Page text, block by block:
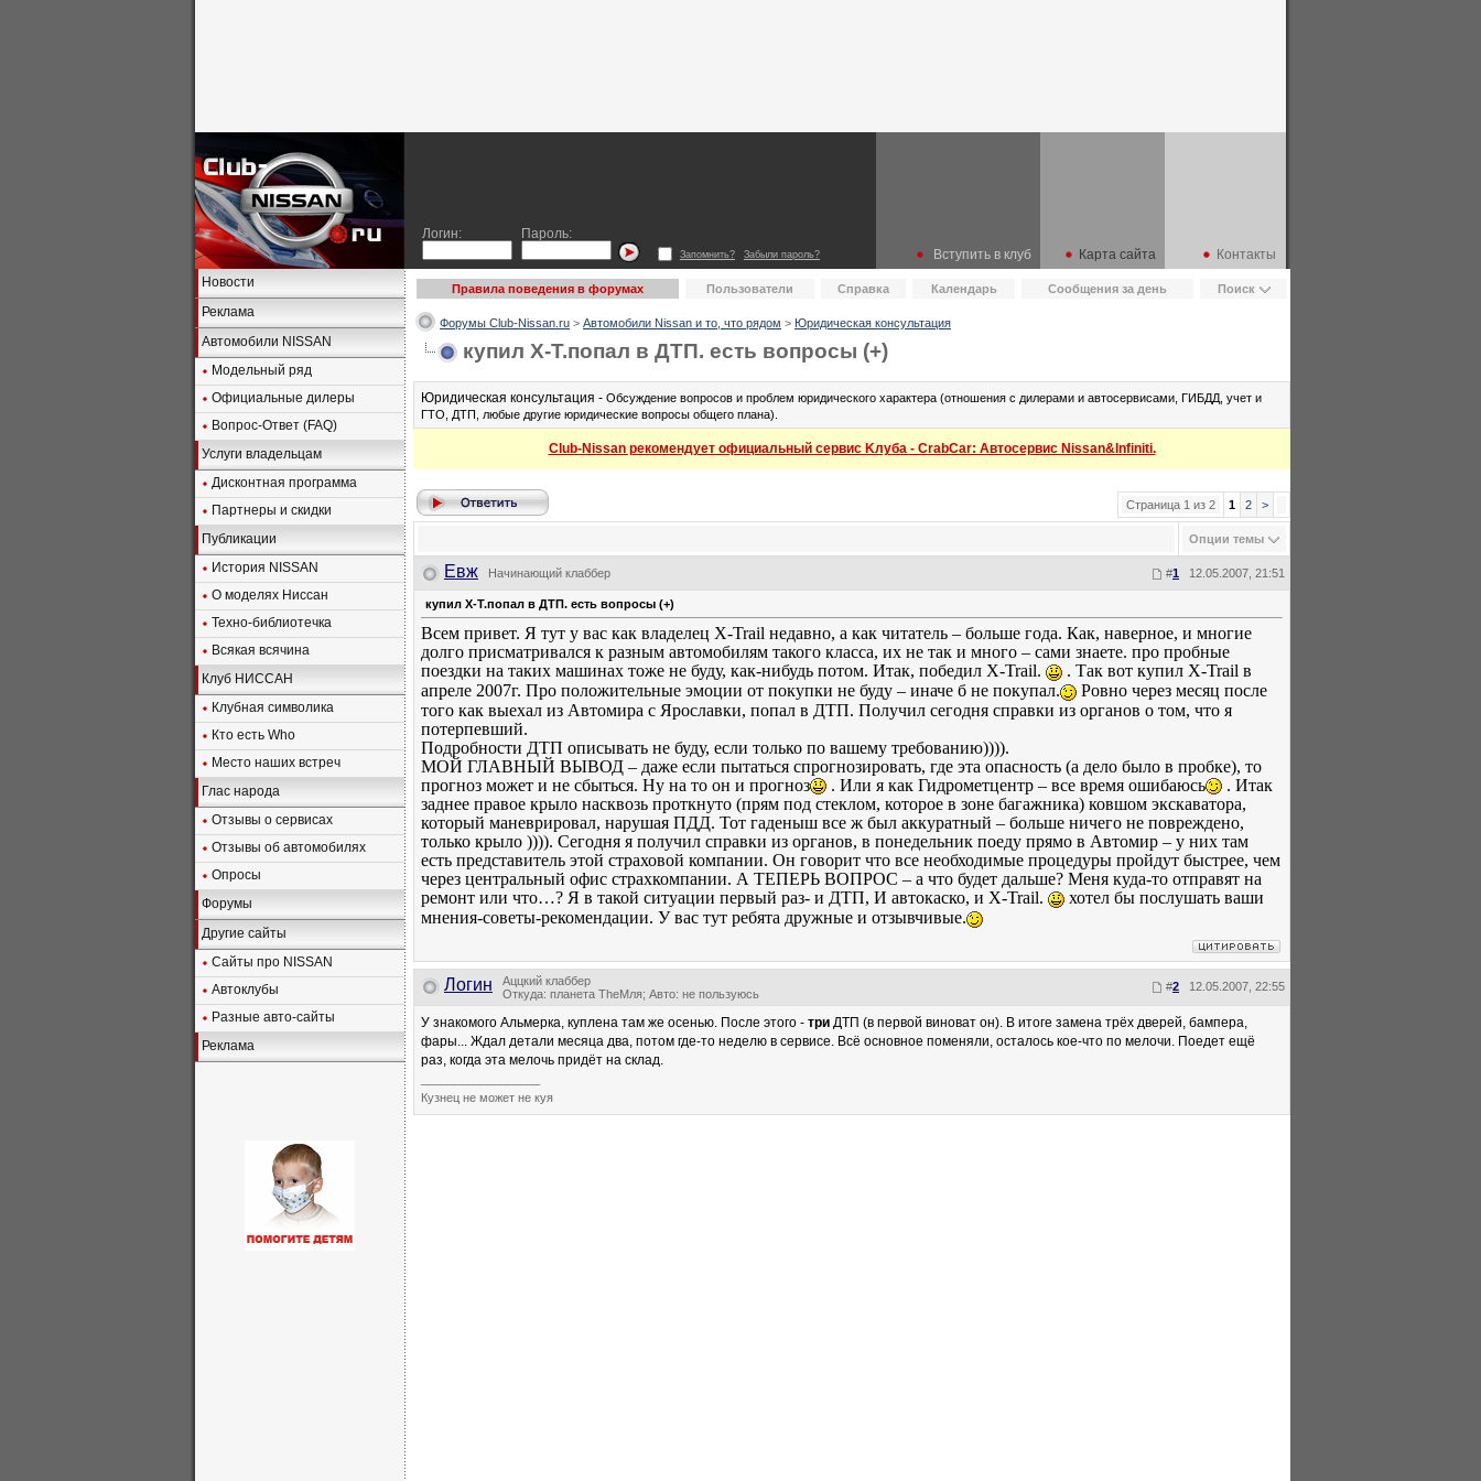
Логин: Пароль:
Запомнить? Забыли пароль? Вступить в клуб Карта сайта
Контакты
Новости
Реклама
Автомобили NISSAN
Модельный ряд
Официальные дилеры
Вопрос-Ответ (FAQ)
Услуги владельцам
Дисконтная программа
Партнеры и скидки
Публикации
История NISSAN
О моделях Ниссан
Техно-библиотечка
Всякая всячина
Клуб НИССАН
Клубная символика
Кто есть Who
Место наших встреч
Глас народа
Отзывы о сервисах
Отзывы об автомобилях
Опросы
Форумы
Другие сайты
Сайты про NISSAN
Автоклубы
Разные авто-сайты
Реклама
Правила поведения в форумах Пользователи Справка Календарь Сообщения за день Поиск
Форумы Club-Nissan.ru > Автомобили Nissan и то, что рядом > Юридическая консультация
купил Х-T.попал в ДТП. есть вопросы (+)
Юридическая консультация - Обсуждение вопросов и проблем юридического характера (отношения с дилерами и автосервисами, ГИБДД, учет и
ГТО, ДТП, любые другие юридические вопросы общего плана).
Club-Nissan рекомендует официальный сервис Kлуба - CrabCar: Автосервис Nissan&Infiniti.
Страница 1 из 2 1 2 >
Опции темы
Евж Начинающий клаббер #1 12.05.2007, 21:51
купил Х-T.попал в ДТП. есть вопросы (+)
Всем привет. Я тут у вас как владелец Х-Trail недавно, а как читатель – больше года. Как, наверное, и многие
долго присматривался к разным автомобилям такого класса, их не так и много – сами знаете. про пробные
поездки на таких машинах тоже не буду, как-нибудь потом. Итак, победил Х-Trail.
. Так вот купил Х-Trail в
апреле 2007г. Про положительные эмоции от покупки не буду – иначе б не покупал.
Ровно через месяц после
того как выехал из Автомира с Ярославки, попал в ДТП. Получил сегодня справки из органов о том, что я
потерпевший.
Подробности ДТП описывать не буду, если только по вашему требованию)))).
МОЙ ГЛАВНЫЙ ВЫВОД – даже если пытаться спрогнозировать, где эта опасность (а дело было в пробке), то
прогноз может и не сбыться. Ну на то он и прогноз
. Или я как Гидрометцентр – все время ошибаюсь
. Итак
заднее правое крыло насквозь проткнуто (прям под стеклом, которое в зоне багажника) ковшом экскаватора,
который маневрировал, нарушая ПДД. Тот гаденыш все ж был аккуратный – больше ничего не повреждено,
только крыло )))). Сегодня я получил справки из органов, в понедельник поеду прямо в Автомир – у них там
есть представитель этой страховой компании. Он говорит что все необходимые процедуры пройдут быстрее, чем
через центральный офис страхкомпании. А ТЕПЕРЬ ВОПРОС – а что будет дальше? Меня куда-то отправят на
ремонт или что…? Я в такой ситуации первый раз- и ДТП, И автокаско, и Х-Trail.
хотел бы послушать ваши
мнения-советы-рекомендации. У вас тут ребята дружные и отзывчивые.
Логин
Аццкий клаббер
Откуда: планета TheМля; Авто: не пользуюсь
#2 12.05.2007, 22:55
У знакомого Альмерка, куплена там же осенью. После этого - три ДТП (в первой виноват он). В итоге замена трёх дверей, бампера,
фары... Ждал детали месяца два, потом где-то неделю в сервисе. Всё основное поменяли, осталось кое-что по мелочи. Поедет ещё
раз, когда эта мелочь придёт на склад.
Кузнец не может не куя